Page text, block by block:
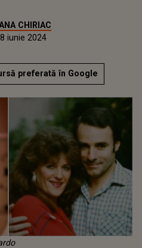
CHIRIAC
iunie 2024
preferată în Google